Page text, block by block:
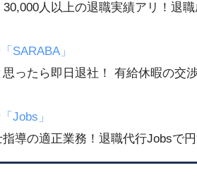
人以上の退職実績アリ！退
SARABA」
ったら即日退社！ 有給休暇の交
Jobs」
導の適正業務！退職代行Jobsで円